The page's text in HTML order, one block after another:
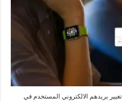
بريدهم الالكتروني المستخدم في